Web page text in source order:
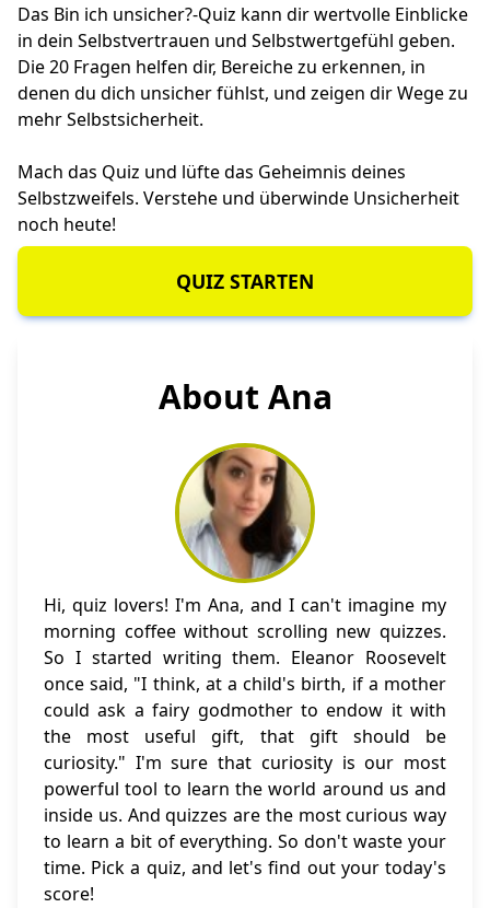
Das Bin ich unsicher?-Quiz kann dir wertvolle Einblicke
in dein Selbstvertrauen und Selbstwertgefühl geben.
Die 20 Fragen helfen dir, Bereiche zu erkennen, in
denen du dich unsicher fühlst, und zeigen dir Wege zu
mehr Selbstsicherheit.
Mach das Quiz und lüfte das Geheimnis deines
Selbstzweifels. Verstehe und überwinde Unsicherheit
noch heute!
QUIZ STARTEN
About Ana
Hi, quiz lovers! I'm Ana, and I can't imagine my
morning coffee without scrolling new quizzes.
So I started writing them. Eleanor Roosevelt
once said, "I think, at a child's birth, if a mother
could ask a fairy godmother to endow it with
the most useful gift, that gift should be
curiosity." I'm sure that curiosity is our most
powerful tool to learn the world around us and
inside us. And quizzes are the most curious way
to learn a bit of everything. So don't waste your
time. Pick a quiz, and let's find out your today's
score!